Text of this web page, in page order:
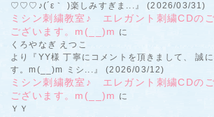
♡♡♡♪(´ε｀ )楽しみすぎま...』 (2026/03/31)
ミシン刺繍教室♪ エレガント刺繍CDの
ございます。m(__)m に
くろやなぎ えつこ
より『YY様 丁寧にコメントを頂きまして、 誠
す。m(__)m ミシ...』 (2026/03/12)
ミシン刺繍教室♪ エレガント刺繍CDの
ございます。m(__)m に
ＹＹ